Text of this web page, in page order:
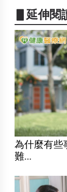
▋延伸閱
為什麼有
難...